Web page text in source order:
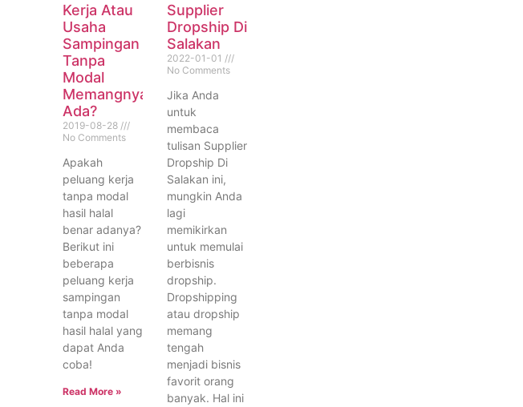
Kerja Atau
Usaha
Sampingan
Tanpa
Modal
Memangnya
Ada?
2019-08-28
No Comments
Apakah
peluang kerja
tanpa modal
hasil halal
benar adanya?
Berikut ini
beberapa
peluang kerja
sampingan
tanpa modal
hasil halal yang
dapat Anda
coba!
Read More »
Supplier
Dropship Di
Salakan
2022-01-01
No Comments
Jika Anda
untuk
membaca
tulisan Supplier
Dropship Di
Salakan ini,
mungkin Anda
lagi
memikirkan
untuk memulai
berbisnis
dropship.
Dropshipping
atau dropship
memang
tengah
menjadi bisnis
favorit orang
banyak. Hal ini